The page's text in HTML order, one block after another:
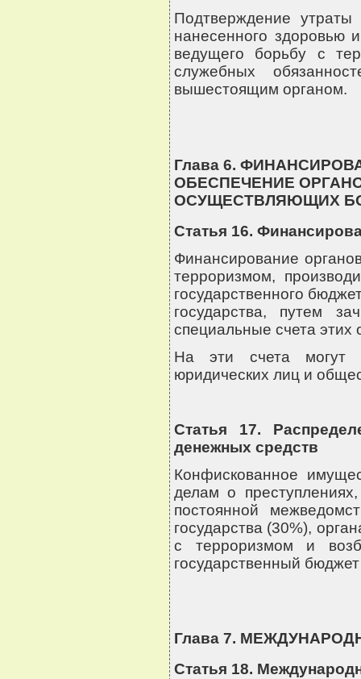
Подтверждение
нанесенного здоровью
ведущего борьбу с
служебных
вышестоящим органом.
Глава 6.
ОБЕСПЕЧЕНИЕ
ОСУЩЕСТВЛЯЮЩИХ
Статья 16.
Финансирование
терроризмом,
государственного
государства, путем
специальные счета этих
На эти счета могут
юридических лиц и
Статья 17.
денежных средств
Конфискованное
делам о
постоянной
государства (30%),
с терроризмом и
государственный
Глава 7.
Статья 18.